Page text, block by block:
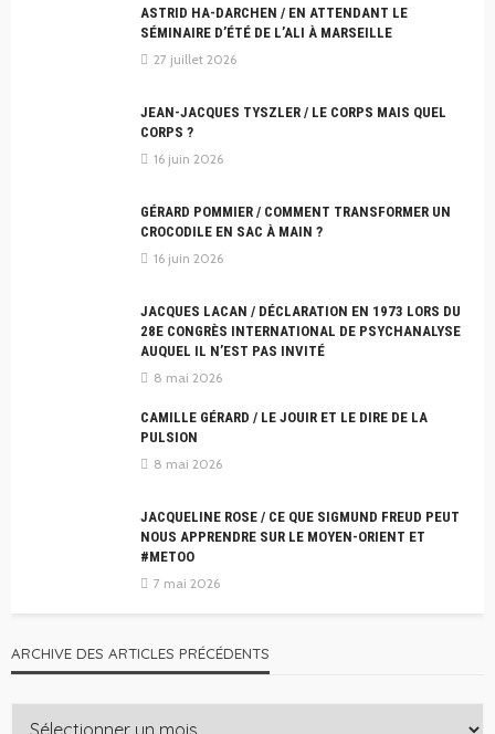
ASTRID HA-DARCHEN / EN ATTENDANT LE
SÉMINAIRE D’ÉTÉ DE L’ALI À MARSEILLE
27 juillet 2026
JEAN-JACQUES TYSZLER / LE CORPS MAIS QUEL
CORPS ?
16 juin 2026
GÉRARD POMMIER / COMMENT TRANSFORMER UN
CROCODILE EN SAC À MAIN ?
16 juin 2026
JACQUES LACAN / DÉCLARATION EN 1973 LORS DU
28E CONGRÈS INTERNATIONAL DE PSYCHANALYSE
AUQUEL IL N’EST PAS INVITÉ
8 mai 2026
CAMILLE GÉRARD / LE JOUIR ET LE DIRE DE LA
PULSION
8 mai 2026
JACQUELINE ROSE / CE QUE SIGMUND FREUD PEUT
NOUS APPRENDRE SUR LE MOYEN-ORIENT ET
#METOO
7 mai 2026
ARCHIVE DES ARTICLES PRÉCÉDENTS